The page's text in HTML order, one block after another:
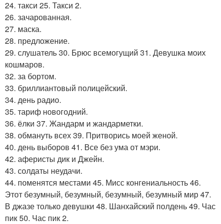
24. такси 25. Такси 2.
26. зачарованная.
27. маска.
28. предложение.
29. слушатель 30. Брюс всемогущий 31. Девушка моих
кошмаров.
32. за бортом.
33. бриллиантовый полицейский.
34. день радио.
35. тариф новогодний.
36. ёлки 37. Жандарм и жандарметки.
38. обмануть всех 39. Притворись моей женой.
40. день выборов 41. Все без ума от мэри.
42. аферисты дик и Джейн.
43. солдаты неудачи.
44. поменятся местами 45. Мисс конгениальность 46.
Этот безумный, безумный, безумный, безумный мир 47.
В джазе только девушки 48. Шанхайский полдень 49. Час
пик 50. Час пик 2.